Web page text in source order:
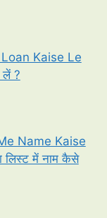
Kaise Le
लें ?
Name Kaise
लिस्ट में नाम कैसे